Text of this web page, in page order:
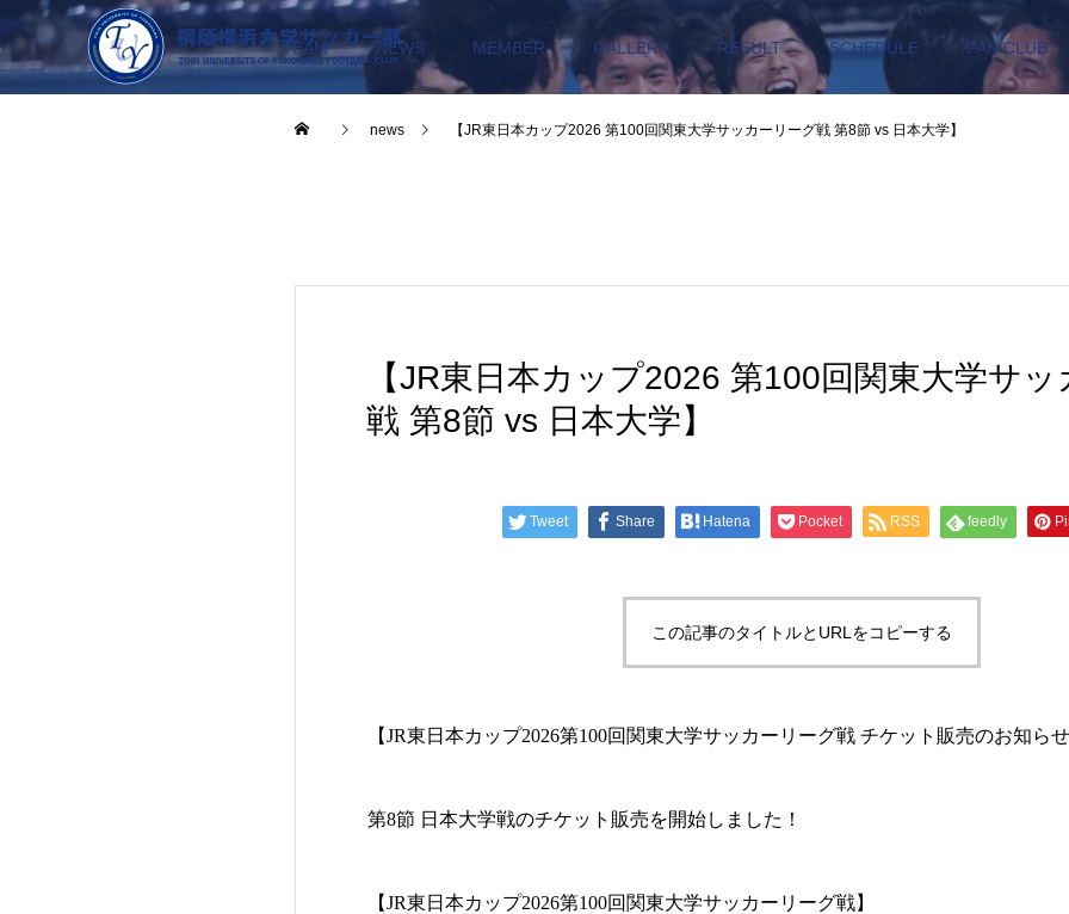
TEAM NEWS MEMBER GALLERY RESULT SCHEDULE FAN CLUB
news 【JR東日本カップ2026 第100回関東大学サッカーリーグ戦 第8節 vs 日本大学】
【JR東日本カップ2026 第100回関東大学サ
戦 第8節 vs 日本大学】
Tweet Share Hatena Pocket RSS feedly
この記事のタイトルとURLをコピーする
【JR東日本カップ2026第100回関東大学サッカーリーグ戦 チケット販売のお知ら
第8節 日本大学戦のチケット販売を開始しました！
【JR東日本カップ2026第100回関東大学サッカーリーグ戦】